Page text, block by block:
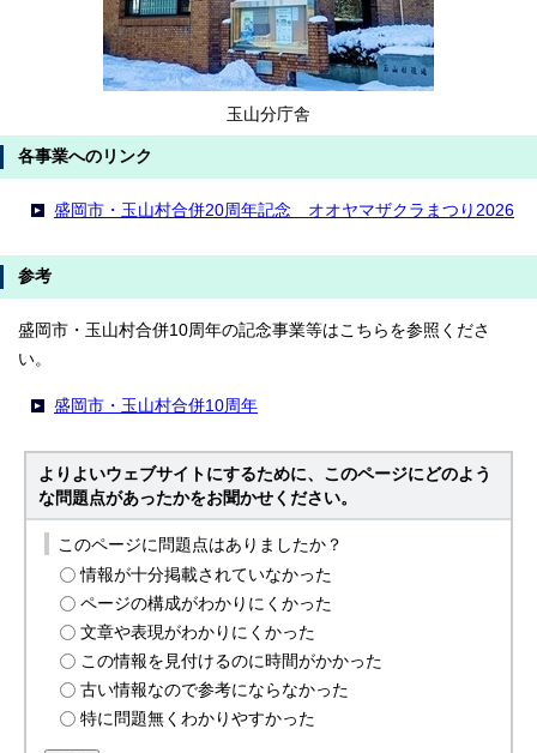
玉山分庁舎
各事業へのリンク
盛岡市・玉山村合併20周年記念 オオヤマザクラまつり2026
参考
盛岡市・玉山村合併10周年の記念事業等はこちらを参照くださ
い。
盛岡市・玉山村合併10周年
よりよいウェブサイトにするために、このページにどのよう
な問題点があったかをお聞かせください。
このページに問題点はありましたか？
情報が十分掲載されていなかった
ページの構成がわかりにくかった
文章や表現がわかりにくかった
この情報を見付けるのに時間がかかった
古い情報なので参考にならなかった
特に問題無くわかりやすかった